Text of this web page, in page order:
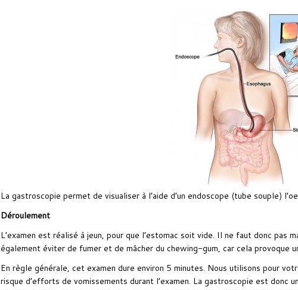
La gastroscopie permet de visualiser à l’aide d’un endoscope (tube souple)
Déroulement
L’examen est réalisé à jeun, pour que l’estomac soit vide. Il ne faut donc pas
également éviter de fumer et de mâcher du chewing-gum, car cela provoque
En règle générale, cet examen dure environ 5 minutes. Nous utilisons pour
risque d’efforts de vomissements durant l’examen. La gastroscopie est donc